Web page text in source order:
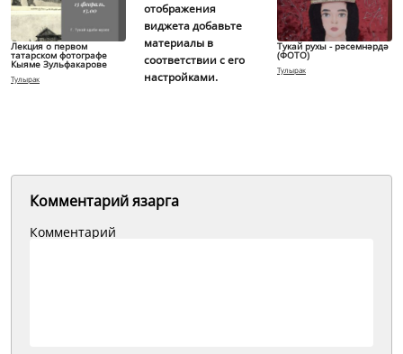
Лекция о первом
татарском фотографе
Кыяме Зульфакарове
Тулырак
отображения
виджета добавьте
материалы в
соответствии с его
настройками.
Тукай рухы - рәсемнәрдә
(ФОТО)
Тулырак
Комментарий язарга
Комментарий